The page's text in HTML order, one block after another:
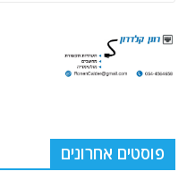
פוסטים אחרונים